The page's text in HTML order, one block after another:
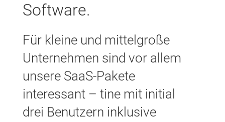
Software.
Für kleine und mittelgroße
Unternehmen sind vor allem
unsere SaaS-Pakete
interessant – tine mit initial
drei Benutzern inklusive